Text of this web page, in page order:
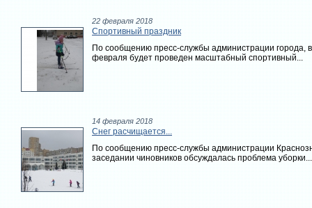
22 февраля 2018
Спортивный праздник
По сообщению пресс-службы администрации города,
февраля будет проведен масштабный спортивный...
14 февраля 2018
Снег расчищается...
По сообщению пресс-службы администрации
заседании чиновников обсуждалась проблема уборки...